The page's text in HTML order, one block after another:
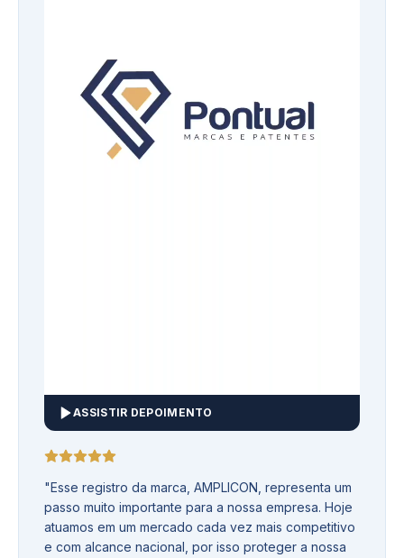
ASSISTIR DEPOIMENTO
"Esse registro da marca, AMPLICON, representa um
passo muito importante para a nossa empresa. Hoje
atuamos em um mercado cada vez mais competitivo
e com alcance nacional, por isso proteger a nossa